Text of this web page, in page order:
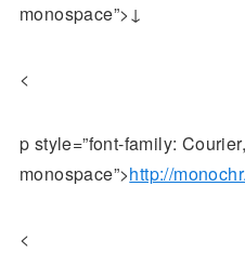
monospace”>↓
<
p style=”font-family:
monospace”>http://
<